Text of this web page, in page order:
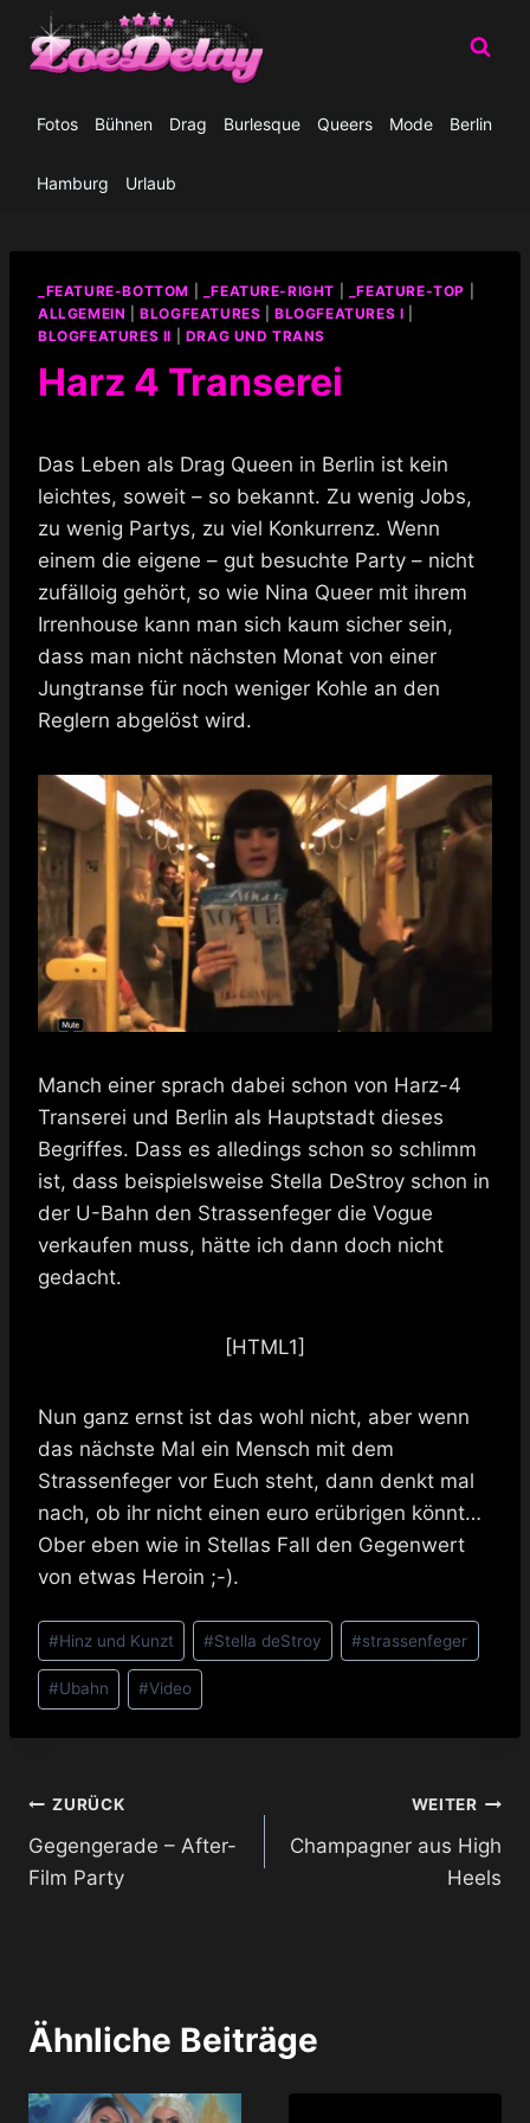
Inhalt
springen
Fotos Bühnen Drag Burlesque Queers Mode Berlin
Hamburg Urlaub
_FEATURE-BOTTOM _FEATURE-RIGHT _FEATURE-TOP
ALLGEMEIN |BLOGFEATURES |BLOGFEATURES I
BLOGFEATURES II
DRAG UND TRANS
Harz 4 Transerei
Das Leben als Drag Queen in Berlin ist kein
leichtes, soweit – so bekannt. Zu wenig Jobs,
zu wenig Partys, zu viel Konkurrenz. Wenn
einem die eigene – gut besuchte Party – nicht
zufälloig gehört, so wie Nina Queer mit ihrem
Irrenhouse kann man sich kaum sicher sein,
dass man nicht nächsten Monat von einer
Jungtranse für noch weniger Kohle an den
Reglern abgelöst wird.
Manch einer sprach dabei schon von Harz-4
Transerei und Berlin als Hauptstadt dieses
Begriffes. Dass es alledings schon so schlimm
ist, dass beispielsweise Stella DeStroy schon in
der U-Bahn den Strassenfeger die Vogue
verkaufen muss, hätte ich dann doch nicht
gedacht.
[HTML1]
Nun ganz ernst ist das wohl nicht, aber wenn
das nächste Mal ein Mensch mit dem
Strassenfeger vor Euch steht, dann denkt mal
nach, ob ihr nicht einen euro erübrigen könnt…
Ober eben wie in Stellas Fall den Gegenwert
von etwas Heroin ;-).
Schlagworte:
#Hinz und Kunzt #Stella deStroy #strassenfeger
#Ubahn #Video
Beitragsnavigation
ZURÜCK
Gegengerade – After-
Film Party
WEITER
Champagner aus High
Heels
Ähnliche Beiträge